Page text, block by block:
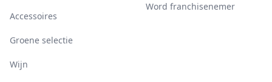
Accessoires
Groene selectie
Wijn
Word franchisenemer